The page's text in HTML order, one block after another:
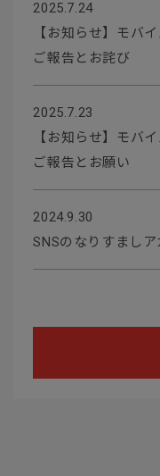
2025.7.24
【お知らせ】モバ
ご報告とお詫び
2025.7.23
【お知らせ】モバ
ご報告とお願い
2024.9.30
SNSのなりすまし